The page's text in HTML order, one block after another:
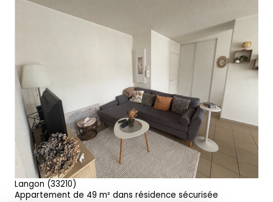
voir le bien
Langon (33210)
Appartement de 49 m² dans résidence sécurisée